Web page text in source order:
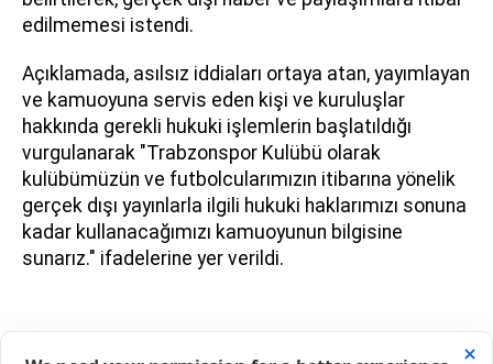
edilmemesi istendi.
Açıklamada, asılsız iddiaları ortaya atan, yayımlayan
ve kamuoyuna servis eden kişi ve kuruluşlar
hakkında gerekli hukuki işlemlerin başlatıldığı
vurgulanarak "Trabzonspor Kulübü olarak
kulübümüzün ve futbolcularımızın itibarına yönelik
gerçek dışı yayınlarla ilgili hukuki haklarımızı sonuna
kadar kullanacağımızı kamuoyunun bilgisine
sunarız." ifadelerine yer verildi.